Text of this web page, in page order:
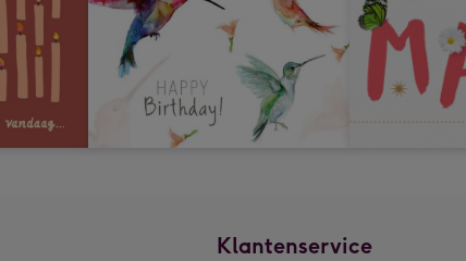
Klantenservice